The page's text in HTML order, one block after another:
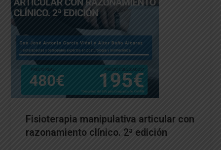
Fisioterapia manipulativa articular con
razonamiento clínico. 2ª edición